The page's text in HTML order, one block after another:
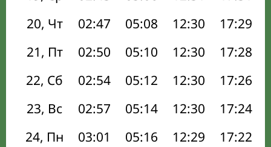
20, Чт
02:47 05:08 12:30 17:29
21, Пт
02:50 05:10 12:30 17:28
22, Сб
02:54 05:12 12:30 17:26
23, Вс
02:57 05:14 12:30 17:24
24, Пн
03:01 05:16 12:29 17:22